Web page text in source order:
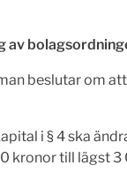
av
beslutar om
i § 4 ska
kronor till lägst